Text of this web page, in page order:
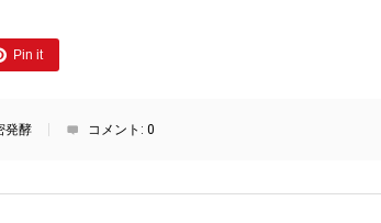
Pin it
発酵 コメント: 0